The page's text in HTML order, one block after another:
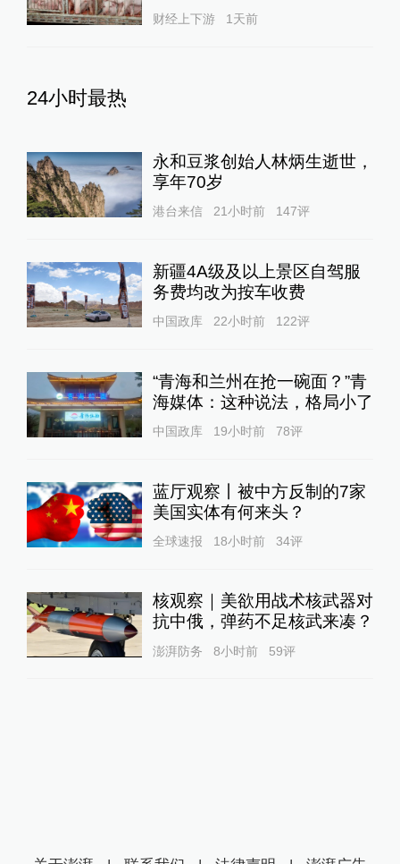
财经上下游 1天前
24小时最热
永和豆浆创始人林炳生逝世，
享年70岁
港台来信 21小时前 147评
新疆4A级及以上景区自驾服
务费均改为按车收费
中国政库 22小时前 122评
“青海和兰州在抢一碗面？”青
海媒体：这种说法，格局小了
中国政库 19小时前 78评
蓝厅观察丨被中方反制的7家
美国实体有何来头？
全球速报 18小时前 34评
核观察｜美欲用战术核武器对
抗中俄，弹药不足核武来凑？
澎湃防务 8小时前 59评